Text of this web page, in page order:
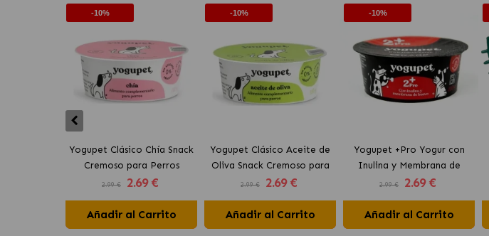
-10%
Yogupet Clásico Chía Snack
Cremoso para Perros
2.99 € 2.69 €
Añadir al Carrito
-10%
Yogupet Clásico Aceite de
Oliva Snack Cremoso para
Perros
2.99 € 2.69 €
Añadir al Carrito
-10%
Yogupet +Pro Yogur con
Inulina y Membrana de
Huevo para Perros y Gatos
2.99 € 2.69 €
Añadir al Carrito